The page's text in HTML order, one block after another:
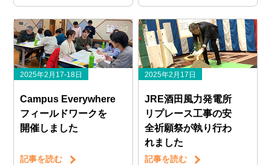
2025年2月17-18日
Campus Everywhere
フィールドワークを
開催しました
記事を読む
2025年2月17日
JRE酒田風力発電所
リプレース工事の安
全祈願祭が執り行わ
れました
記事を読む